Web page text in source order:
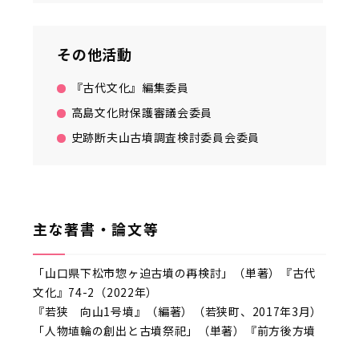
その他活動
『古代文化』編集委員
高島文化財保護審議会委員
史跡断夫山古墳調査検討委員会委員
主な著書・論文等
「山口県下松市惣ヶ迫古墳の再検討」（単著）『古代
文化』74-2（2022年）
『若狭 向山1号墳』（編著）（若狭町、2017年3月）
「人物埴輪の創出と古墳祭祀」（単著）『前方後方墳